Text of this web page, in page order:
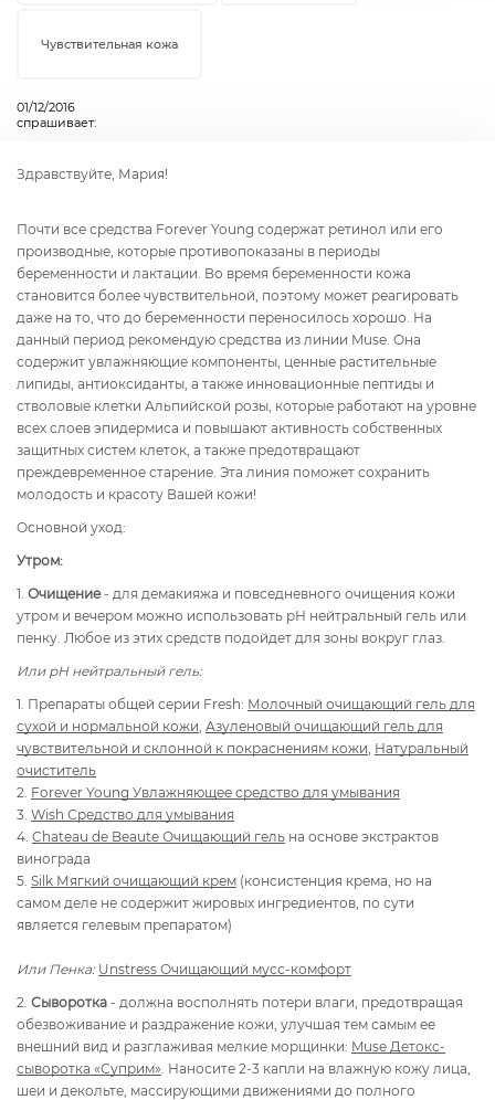
Чувствительная кожа
01/12/2016
спрашивает:
Здравствуйте, Мария!
Почти все средства Forever Young содержат ретинол или его
производные, которые противопоказаны в периоды
беременности и лактации. Во время беременности кожа
становится более чувствительной, поэтому может реагировать
даже на то, что до беременности переносилось хорошо. На
данный период рекомендую средства из линии Muse. Она
содержит увлажняющие компоненты, ценные растительные
липиды, антиоксиданты, а также инновационные пептиды и
стволовые клетки Альпийской розы, которые работают на уровне
всех слоев эпидермиса и повышают активность собственных
защитных систем клеток, а также предотвращают
преждевременное старение. Эта линия поможет сохранить
молодость и красоту Вашей кожи!
Основной уход:
Утром:
1. Очищение- для демакияжа и повседневного очищения кожи
утром и вечером можно использовать рН нейтральный гель или
пенку. Любое из этих средств подойдет для зоны вокруг глаз.
Или рН нейтральный гель:
1. Препараты общей серии Fresh: Молочный очищающий гель для
сухой и нормальной кожи Азуленовый очищающий гель для
чувствительной и склонной к покраснениям кожи Натуральный
очиститель
2. Forever Young Увлажняющее средство для умывания
3. Wish Средство для умывания
4. Chateau de Beaute Очищающий гель на основе экстрактов
винограда
5. Silk Мягкий очищающий крем (консистенция крема, но на
самом деле не содержит жировых ингредиентов, по сути
является гелевым препаратом)
Или Пенка: Unstress Очищающий мусс-комфорт
2. Сыворотка - должна восполнять потери влаги, предотвращая
обезвоживание и раздражение кожи, улучшая тем самым ее
внешний вид и разглаживая мелкие морщинки: Muse Детокс-
сыворотка «Суприм» . Наносите 2-3 капли на влажную кожу лица,
шеи и декольте, массирующими движениями до полного